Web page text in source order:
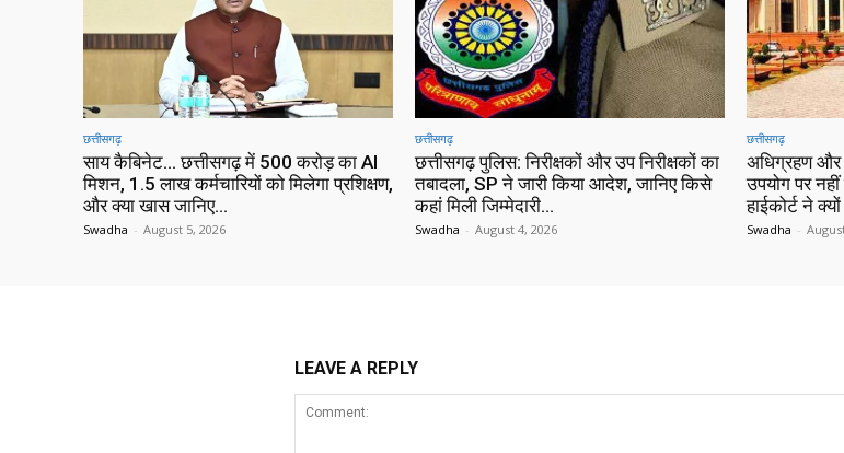
छत्तीसगढ़
साय कैबिनेट… छत्तीसगढ़ में 500 करोड़ का AI
मिशन, 1.5 लाख कर्मचारियों को मिलेगा प्रशिक्षण,
और क्या खास जानिए…
Swadha - August 5, 2026
छत्तीसगढ़
छत्तीसगढ़ पुलिस: निरीक्षकों और उप निरीक्षकों का
तबादला, SP ने जारी किया आदेश, जानिए किसे
कहां मिली जिम्मेदारी…
Swadha - August 4, 2026
छत्तीसगढ़
अधिग्रहण और
उपयोग पर
हाईकोर्ट ने
Swadha -
LEAVE A REPLY